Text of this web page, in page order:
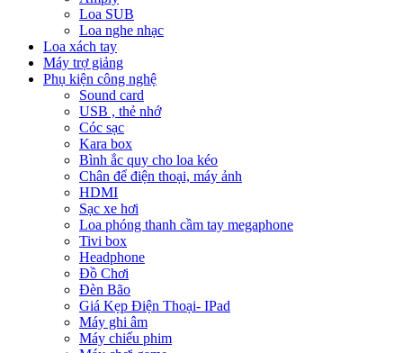
Loa SUB
Loa nghe nhạc
Loa xách tay
Máy trợ giảng
Phụ kiện công nghệ
Sound card
USB , thẻ nhớ
Cóc sạc
Kara box
Bình ắc quy cho loa kéo
Chân để điện thoại, máy ảnh
HDMI
Sạc xe hơi
Loa phóng thanh cầm tay megaphone
Tivi box
Headphone
Đồ Chơi
Đèn Bão
Giá Kẹp Điện Thoại- IPad
Máy ghi âm
Máy chiếu phim